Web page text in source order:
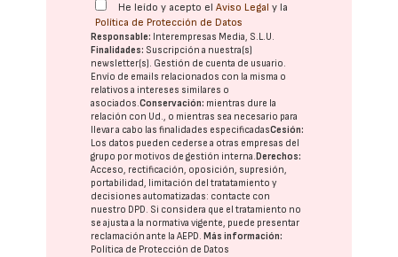
He leído y acepto elAviso Legal y la
Política de Protección de Datos
Responsable: Interempresas Media, S.L.U.
Finalidades: Suscripción a nuestra(s)
newsletter(s). Gestión de cuenta de usuario.
Envío de emails relacionados con la misma o
relativos a intereses similares o
asociados.Conservación: mientras dure la
relación con Ud., o mientras sea necesario para
llevar a cabo las finalidades especificadasCesión:
Los datos pueden cederse a otras empresas del
grupo por motivos de gestión interna. Derechos:
Acceso, rectificación, oposición, supresión,
portabilidad, limitación del tratatamiento y
decisiones automatizadas: contacte con
nuestro DPD. Si considera que el tratamiento no
se ajusta a la normativa vigente, puede presentar
reclamación ante laAEPD. Más información:
Política de Protección de Datos